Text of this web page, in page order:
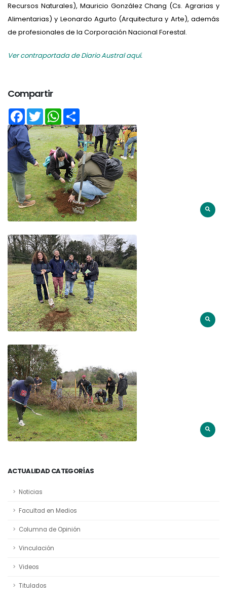
Recursos Naturales), Mauricio González Chang (Cs. Agrarias y
Alimentarias) y Leonardo Agurto (Arquitectura y Arte), además
de profesionales de la Corporación Nacional Forestal.
Ver contraportada de Diario Austral aquí.
Compartir
Facebook
TwitterWhatsApp
ACTUALIDAD CATEGORÍAS
Noticias
Facultad en Medios
Columna de Opinión
Vinculación
Videos
Titulados